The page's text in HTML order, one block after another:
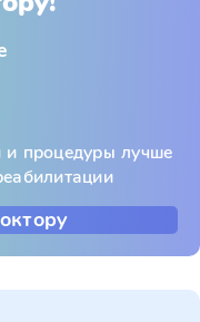
и процедуры лучше